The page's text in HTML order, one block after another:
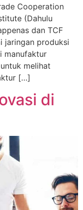
Cooperation
(Dahulu
dan TCF
jaringan produksi
manufaktur
melihat
[…]
di